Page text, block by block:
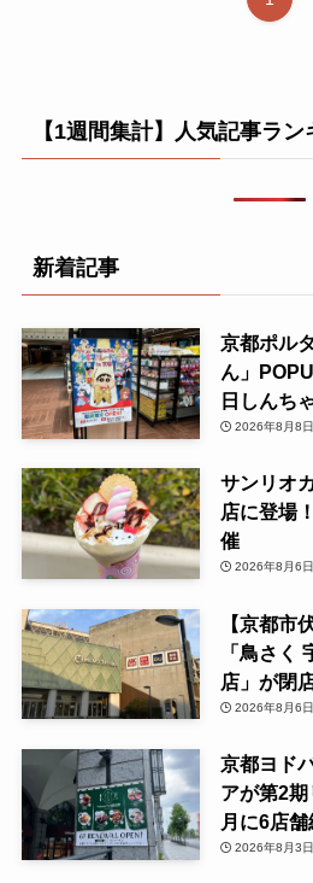
【1週間集計】人気記事ラン
新着記事
京都ポル
ん」
日しんち
2026年8月8日
サンリオ
店に登場
催
2026年8月6日
【京都市
「鳥さく
店」が閉
2026年8月6日
京都ヨド
アが第2
月に6店
2026年8月3日